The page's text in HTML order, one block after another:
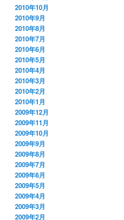
2010年10月
2010年9月
2010年8月
2010年7月
2010年6月
2010年5月
2010年4月
2010年3月
2010年2月
2010年1月
2009年12月
2009年11月
2009年10月
2009年9月
2009年8月
2009年7月
2009年6月
2009年5月
2009年4月
2009年3月
2009年2月